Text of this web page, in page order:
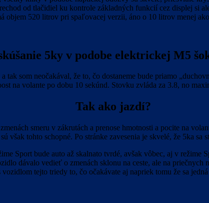
od tlačidiel ku kontrole základných funkcií cez displej si
objem 520 litrov pri spaľovacej verzii, áno o 10 litrov menej
5ky v podobe elektrickej M5
som neočakával, že to, čo dostaneme bude priamo
na volante po dobu 10 sekúnd. Stovku zvláda za 3.8, no
Tak ako jazdí?
smeru v zákrutách a prenose hmotnosti a pocite na
však tohto schopné. Po stránke zavesenia je skvelé, že 5ka
Sport bude auto až skalnato tvrdé, avšak vôbec, aj v
dávalo vedieť o zmenách sklonu na ceste, ale na
vozidlom tejto triedy to, čo očakávate aj napriek tomu že sa